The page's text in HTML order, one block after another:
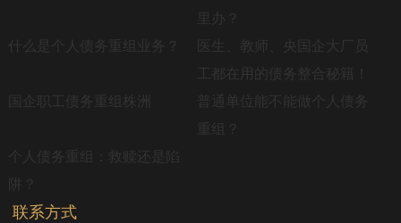
里办？
什么是个人债务重组业务？
医生、教师、央国企大厂员
工都在用的债务整合秘籍！
国企职工债务重组株洲
普通单位能不能做个人债务
重组？
个人债务重组：救赎还是陷
阱？
联系方式